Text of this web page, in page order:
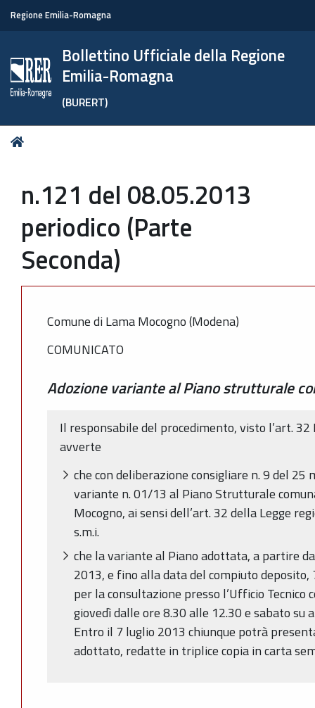
Regione Emilia-Romagna
Bollettino Ufficiale della Regione
Emilia-Romagna
(BURERT)
Tu
n.121 del 08.05.2013
periodico (Parte
Seconda)
Comune di Lama Mocogno (Modena)
COMUNICATO
Adozione variante al Piano strutturale
Il responsabile del procedimento, visto l’art. 32
avverte
che con deliberazione consigliare n. 9 del
variante n. 01/13 al Piano Strutturale
Mocogno, ai sensi dell’art. 32 della Legge
s.m.i.
che la variante al Piano adottata, a partire
2013, e fino alla data del compiuto
per la consultazione presso l’Ufficio
giovedì dalle ore 8.30 alle 12.30 e sabato
Entro il 7 luglio 2013 chiunque potrà
adottato, redatte in triplice copia in carta